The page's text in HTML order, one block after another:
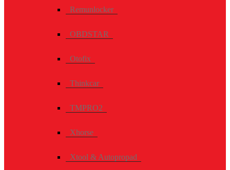
Remunlocker
OBDSTAR
Otofix
Thinkcar
TMPRO2
Xhorse
Xtool & Autopropad